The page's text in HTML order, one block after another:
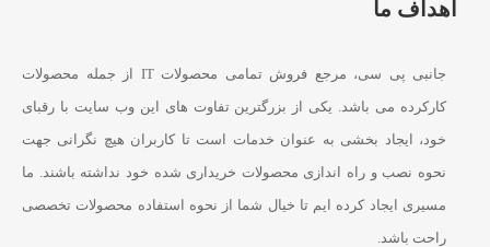
اهداف ما
جانبی پی سی، مرجع فروش تمامی محصولات IT از جمله محصولات
کارکرده می باشد. یکی از بزرگترین تفاوت های این وب سایت با رقبای
خود، ایجاد بخشی به عنوان خدمات است تا کاربران هیچ نگرانی جهت
نحوه نصب و راه اندازی محصولات خریداری شده خود نداشته باشند. ما
مسیری ایجاد کرده ایم تا خیال شما از نحوه استفاده محصولات تخصصی
راحت باشد.